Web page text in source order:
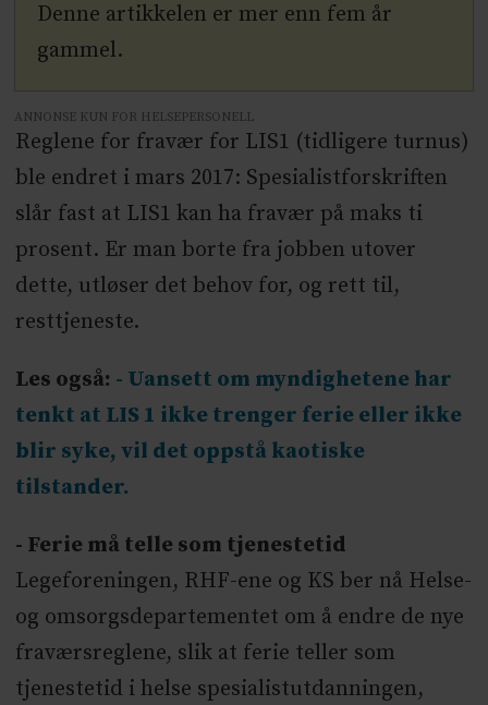
Denne artikkelen er mer enn fem år
gammel.
ANNONSE KUN FOR HELSEPERSONELL
Reglene for fravær for LIS1 (tidligere turnus)
ble endret i mars 2017: Spesialistforskriften
slår fast at LIS1 kan ha fravær på maks ti
prosent. Er man borte fra jobben utover
dette, utløser det behov for, og rett til,
resttjeneste.
Les også: - Uansett om myndighetene har
tenkt at LIS 1 ikke trenger ferie eller ikke
blir syke, vil det oppstå kaotiske
tilstander.
- Ferie må telle som tjenestetid
Legeforeningen, RHF-ene og KS ber nå Helse-
og omsorgsdepartementet om å endre de nye
fraværsreglene, slik at ferie teller som
tjenestetid i helse spesialistutdanningen,